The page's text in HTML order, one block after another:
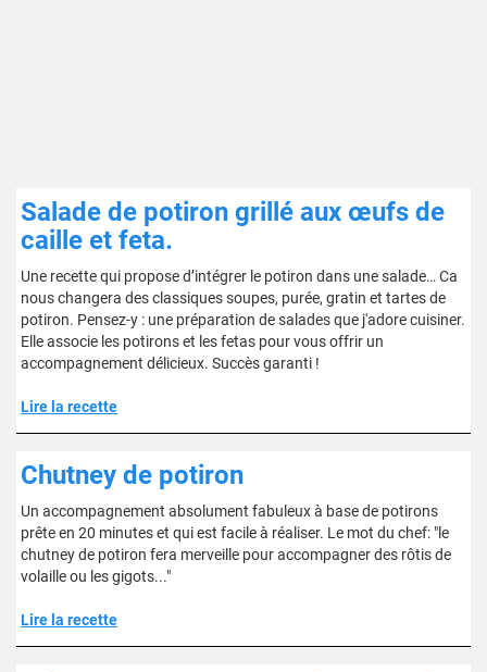
Salade de potiron grillé aux œufs de
caille et feta.
Une recette qui propose d’intégrer le potiron dans une salade… Ca
nous changera des classiques soupes, purée, gratin et tartes de
potiron. Pensez-y : une préparation de salades que j'adore cuisiner.
Elle associe les potirons et les fetas pour vous offrir un
accompagnement délicieux. Succès garanti !
Lire la recette
Chutney de potiron
Un accompagnement absolument fabuleux à base de potirons
prête en 20 minutes et qui est facile à réaliser. Le mot du chef: "le
chutney de potiron fera merveille pour accompagner des rôtis de
volaille ou les gigots..."
Lire la recette